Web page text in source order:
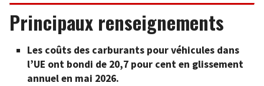
Principaux renseignements
Les coûts des carburants pour véhicules dans
l’UE ont bondi de 20,7 pour cent en glissement
annuel en mai 2026.